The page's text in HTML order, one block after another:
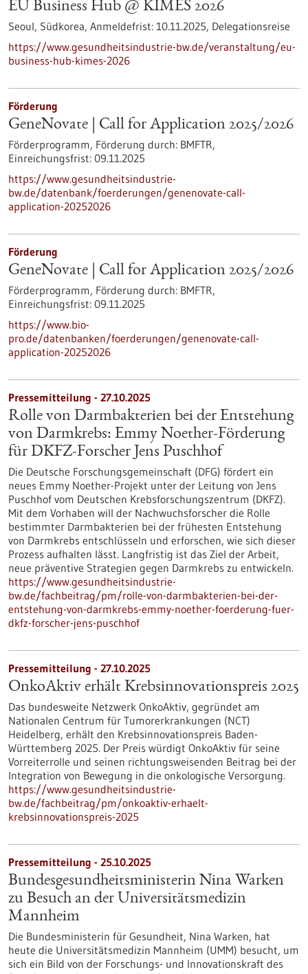
EU Business Hub @ KIMES 2026
Seoul, Südkorea, Anmeldefrist: 10.11.2025, Delegationsreise
https://www.gesundheitsindustrie-bw.de/veranstaltung/eu-
business-hub-kimes-2026
Förderung
GeneNovate | Call for Application 2025/2026
Förderprogramm, Förderung durch: BMFTR,
Einreichungsfrist: 09.11.2025
https://www.gesundheitsindustrie-
bw.de/datenbank/foerderungen/genenovate-call-
application-20252026
Förderung
GeneNovate | Call for Application 2025/2026
Förderprogramm, Förderung durch: BMFTR,
Einreichungsfrist: 09.11.2025
https://www.bio-
pro.de/datenbanken/foerderungen/genenovate-call-
application-20252026
Pressemitteilung - 27.10.2025
Rolle von Darmbakterien bei der Entstehung
von Darmkrebs: Emmy Noether-Förderung
für DKFZ-Forscher Jens Puschhof
Die Deutsche Forschungsgemeinschaft (DFG) fördert ein
neues Emmy Noether-Projekt unter der Leitung von Jens
Puschhof vom Deutschen Krebsforschungszentrum (DKFZ).
Mit dem Vorhaben will der Nachwuchsforscher die Rolle
bestimmter Darmbakterien bei der frühesten Entstehung
von Darmkrebs entschlüsseln und erforschen, wie sich dieser
Prozess aufhalten lässt. Langfristig ist das Ziel der Arbeit,
neue präventive Strategien gegen Darmkrebs zu entwickeln.
https://www.gesundheitsindustrie-
bw.de/fachbeitrag/pm/rolle-von-darmbakterien-bei-der-
entstehung-von-darmkrebs-emmy-noether-foerderung-fuer-
dkfz-forscher-jens-puschhof
Pressemitteilung - 27.10.2025
OnkoAktiv erhält Krebsinnovationspreis 2025
Das bundesweite Netzwerk OnkoAktiv, gegründet am
Nationalen Centrum für Tumorerkrankungen (NCT)
Heidelberg, erhält den Krebsinnovationspreis Baden-
Württemberg 2025. Der Preis würdigt OnkoAktiv für seine
Vorreiterrolle und seinen richtungsweisenden Beitrag bei der
Integration von Bewegung in die onkologische Versorgung.
https://www.gesundheitsindustrie-
bw.de/fachbeitrag/pm/onkoaktiv-erhaelt-
krebsinnovationspreis-2025
Pressemitteilung - 25.10.2025
Bundesgesundheitsministerin Nina Warken
zu Besuch an der Universitätsmedizin
Mannheim
Die Bundesministerin für Gesundheit, Nina Warken, hat
heute die Universitätsmedizin Mannheim (UMM) besucht, um
sich ein Bild von der Forschungs- und Innovationskraft des